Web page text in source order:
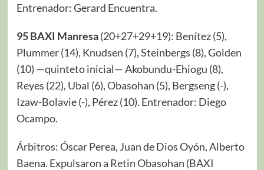
Entrenador: Gerard Encuentra.
95 BAXI Manresa(20+27+29+19): Benítez (5),
Plummer (14), Knudsen (7), Steinbergs (8), Golden
(10) —quinteto inicial— Akobundu-Ehiogu (8),
Reyes (22), Ubal (6), Obasohan (5), Bergseng (-),
Izaw-Bolavie (-), Pérez (10). Entrenador: Diego
Ocampo.
Árbitros: Óscar Perea, Juan de Dios Oyón, Alberto
Baena. Expulsaron a Retin Obasohan (BAXI